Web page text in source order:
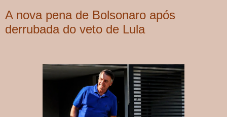
A nova pena de Bolsonaro após
derrubada do veto de Lula